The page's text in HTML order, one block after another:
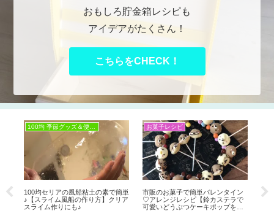
おもしろ貯金箱レシピも
アイデアがたくさん！
こちらをCHECK！
菓子レシピ
のお菓子で簡単バレンタイン
レンジレシピ【鈴カステラで
いどうぶつケーキポップを手
お菓子レシピ
【市松模様のモザイクチョコケー
キの作り方】抹茶とココアで鬼滅
の刃風の柄にも♪バレンタイの手作
りケーキに♡
お菓子レシピ
OREO簡単レ
い手作りバレ
ップの作り方
供でも簡単に
にも本命チョ